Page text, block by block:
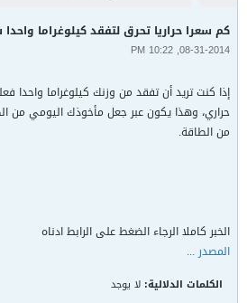
كم سعرا حراريا تحرق لتفقد كيلوغراما
08-31-2014, 10:22 PM
حراري، وهذا يكون عبر جعل مأخوذك اليومي من
من الطاقة.
الخبر كاملا الرجاء الضغط على الرابط ادناه
المصدر ...
الكلمات الدلالية: لا يوجد